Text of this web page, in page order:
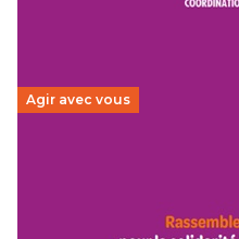
Agir avec vous